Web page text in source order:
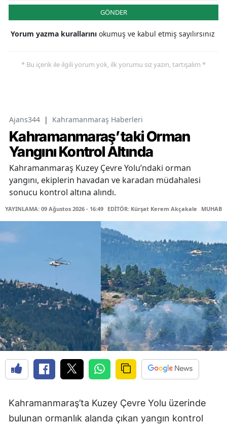
GÖNDER
Yorum yazma kurallarını okumuş ve kabul etmiş sayılırsınız
* Bu içerik ile ilgili yorum yok, ilk yorumu siz yazın, tartışalım *
Ajans344 | Kahramanmaraş Haberleri
Kahramanmaraş’taki Orman
Yangını Kontrol Altında
Kahramanmaraş Kuzey Çevre Yolu’ndaki orman
yangını, ekiplerin havadan ve karadan müdahalesi
sonucu kontrol altına alındı.
YAYINLAMA: 09 Ağustos 2026 - 16:49 EDİTÖR: Kürşat Kerem Akçakale
Kahramanmaraş’ta Kuzey Çevre Yolu üzerinde
bulunan ormanlık alanda çıkan yangın kontrol